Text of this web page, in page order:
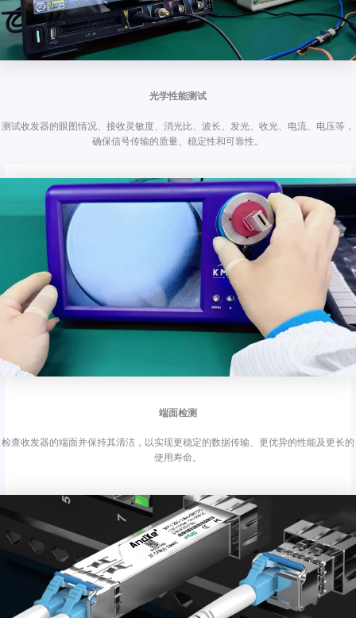
光学性能测试
测试收发器的眼图情况、接收灵敏度、消光比、波长、发光、收光、电流、电压等，
确保信号传输的质量、稳定性和可靠性。
端面检测
检查收发器的端面并保持其清洁，以实现更稳定的数据传输、更优异的性能及更长的
使用寿命。